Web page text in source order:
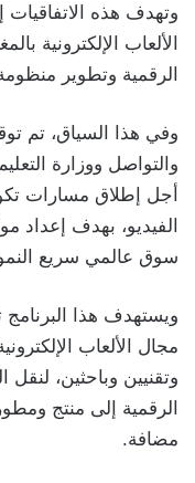
وتهدف هذه الاتفاقيات
الألعاب الإلكترونية
الرقمية وتطوير
وفي هذا السياق، تم
والتواصل ووزارة
أجل إطلاق مسارات
الفيديو، بهدف إعداد
سوق عالمي سريع
وتقنيين وباحثين،
الرقمية إلى منتج
مضافة.